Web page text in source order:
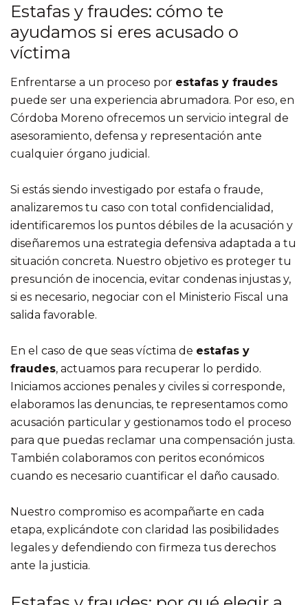
Estafas y fraudes: cómo te
ayudamos si eres acusado o
víctima
Enfrentarse a un proceso por estafas y fraudes
puede ser una experiencia abrumadora. Por eso, en
Córdoba Moreno ofrecemos un servicio integral de
asesoramiento, defensa y representación ante
cualquier órgano judicial.
Si estás siendo investigado por estafa o fraude,
analizaremos tu caso con total confidencialidad,
identificaremos los puntos débiles de la acusación y
diseñaremos una estrategia defensiva adaptada a tu
situación concreta. Nuestro objetivo es proteger tu
presunción de inocencia, evitar condenas injustas y,
si es necesario, negociar con el Ministerio Fiscal una
salida favorable.
En el caso de que seas víctima de estafas y
fraudes, actuamos para recuperar lo perdido.
Iniciamos acciones penales y civiles si corresponde,
elaboramos las denuncias, te representamos como
acusación particular y gestionamos todo el proceso
para que puedas reclamar una compensación justa.
También colaboramos con peritos económicos
cuando es necesario cuantificar el daño causado.
Nuestro compromiso es acompañarte en cada
etapa, explicándote con claridad las posibilidades
legales y defendiendo con firmeza tus derechos
ante la justicia.